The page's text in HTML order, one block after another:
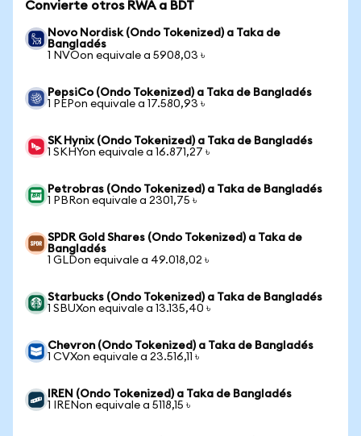
Convierte otros RWA a BDT
Novo Nordisk (Ondo Tokenized) a Taka de
Bangladés
1 NVOon equivale a 5908,03 ৳
PepsiCo (Ondo Tokenized) a Taka de Bangladés
1 PEPon equivale a 17.580,93 ৳
SK Hynix (Ondo Tokenized) a Taka de Bangladés
1 SKHYon equivale a 16.871,27 ৳
Petrobras (Ondo Tokenized) a Taka de Bangladés
1 PBRon equivale a 2301,75 ৳
SPDR Gold Shares (Ondo Tokenized) a Taka de
Bangladés
1 GLDon equivale a 49.018,02 ৳
Starbucks (Ondo Tokenized) a Taka de Bangladés
1 SBUXon equivale a 13.135,40 ৳
Chevron (Ondo Tokenized) a Taka de Bangladés
1 CVXon equivale a 23.516,11 ৳
IREN (Ondo Tokenized) a Taka de Bangladés
1 IRENon equivale a 5118,15 ৳